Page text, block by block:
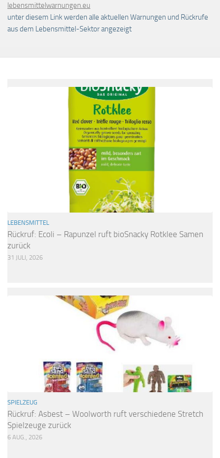
lebensmittelwarnungen.eu
unter diesem Link werden alle aktuellen Warnungen und Rückrufe
aus dem Lebensmittel-Sektor angezeigt
LEBENSMITTEL
Rückruf: Ecoli – Rapunzel ruft bioSnacky Rotklee Samen
zurück
31 JULI, 2026
SPIELZEUG
Rückruf: Asbest – Woolworth ruft verschiedene Stretch
Spielzeuge zurück
6 AUG., 2026